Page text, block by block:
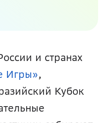
и странах
Игры»,
Кубок